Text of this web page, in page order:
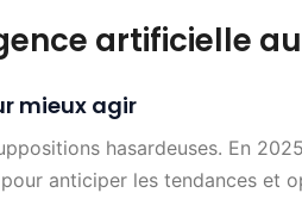
artificielle
mieux agir
hasardeuses. En
anticiper les tendances et